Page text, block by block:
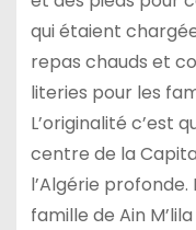
qui étaient
repas chauds et
literies pour les
L’originalité c’est
centre de la
l’Algérie
famille de Ain